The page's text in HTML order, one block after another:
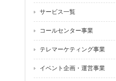
サービス一覧
コールセンター事業
テレマーケティング事業
イベント企画・運営事業